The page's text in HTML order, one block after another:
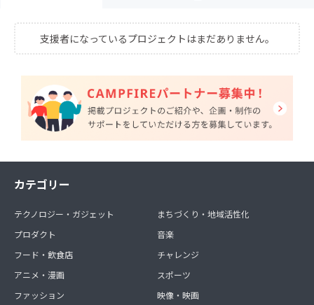
支援者になっているプロジェクトはまだありません。
カテゴリー
テクノロジー・ガジェット
プロダクト
フード・飲食店
アニメ・漫画
ファッション
まちづくり・地域活性化
音楽
チャレンジ
スポーツ
映像・映画